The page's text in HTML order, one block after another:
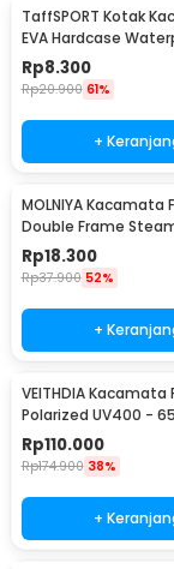
TaffSPORT Kotak
EVA Hardcase
Rp8.300
Rp20.900 61%
+
MOLNIYA Kacamata
Double Frame
NE60
Rp18.300
Rp37.900 52%
+
VEITHDIA Kacamata
Polarized UV400 -
Rp110.000
Rp174.900 38%
+